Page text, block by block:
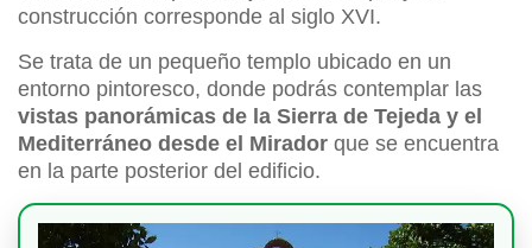
construcción corresponde al siglo XVI.
Se trata de un pequeño templo ubicado en un
entorno pintoresco, donde podrás contemplar las
vistas panorámicas de la Sierra de Tejeda y el
Mediterráneo desde el Mirador que se encuentra
en la parte posterior del edificio.